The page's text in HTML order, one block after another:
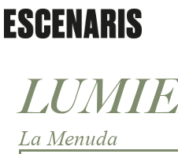
La Menuda